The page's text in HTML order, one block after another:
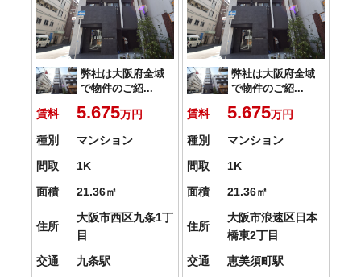
弊社は大阪府全域
で物件のご紹...
賃料 5.675万円
種別
マンション
間取
1K
面積
21.36㎡
住所
大阪市西区九条1丁
目
交通
九条駅
弊社は大阪府全域
で物件のご紹...
賃料 5.675万円
種別
マンション
間取
1K
面積
21.36㎡
住所
大阪市浪速区日本
橋東2丁目
交通
恵美須町駅